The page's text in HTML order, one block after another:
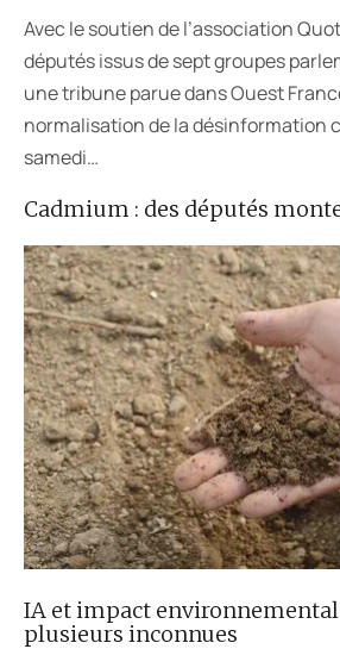
Cadmium : des députés
IA et impact
plusieurs inconnues
Avec le soutien de l’association
députés issus de sept groupes
une tribune parue dans Ouest
normalisation de la désinformation
samedi…